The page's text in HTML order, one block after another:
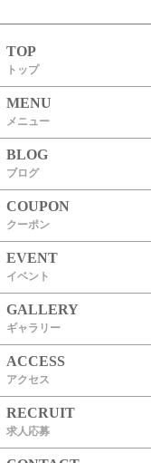
TOP
トップ
MENU
メニュー
BLOG
ブログ
COUPON
クーポン
EVENT
イベント
GALLERY
ギャラリー
ACCESS
アクセス
RECRUIT
求人応募